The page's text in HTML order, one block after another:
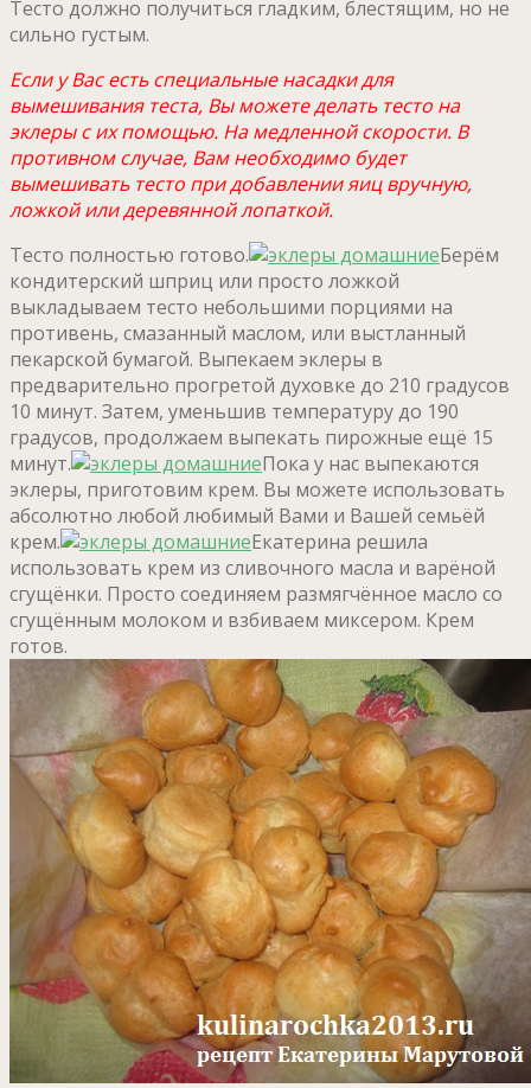
Тесто должно получиться гладким, блестящим, но не
сильно густым.
Если у Вас есть специальные насадки для
вымешивания теста, Вы можете делать тесто на
эклеры с их помощью. На медленной скорости. В
противном случае, Вам необходимо будет
вымешивать тесто при добавлении яиц вручную,
ложкой или деревянной лопаткой.
Тесто полностью готово.
Берём
кондитерский шприц или просто ложкой
выкладываем тесто небольшими порциями на
противень, смазанный маслом, или выстланный
пекарской бумагой. Выпекаем эклеры в
предварительно прогретой духовке до 210 градусов
10 минут. Затем, уменьшив температуру до 190
градусов, продолжаем выпекать пирожные ещё 15
минут.
Пока у нас выпекаются
эклеры, приготовим крем. Вы можете использовать
абсолютно любой любимый Вами и Вашей семьёй
крем.
Екатерина решила
использовать крем из сливочного масла и варёной
сгущёнки. Просто соединяем размягчённое масло со
сгущённым молоком и взбиваем миксером. Крем
готов.